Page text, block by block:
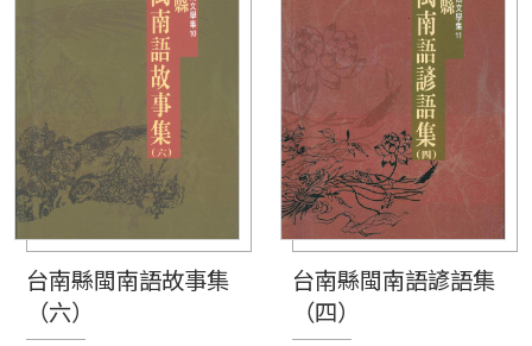
台南縣閩南語故事集
（六）
台南縣閩南語諺語集
（四）